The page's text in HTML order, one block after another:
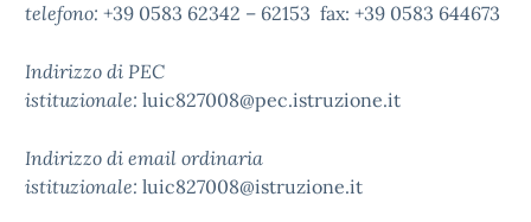
telefono: +39 0583 62342 – 62153 fax: +39 0583 644673
Indirizzo di PEC
istituzionale: luic827008@pec.istruzione.it
Indirizzo di email ordinaria
istituzionale: luic827008@istruzione.it